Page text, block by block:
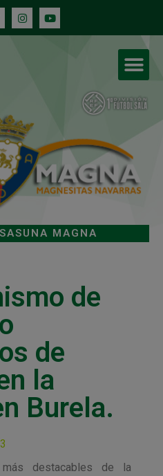
MAGNA
de
de
la
Burela.
destacables de la